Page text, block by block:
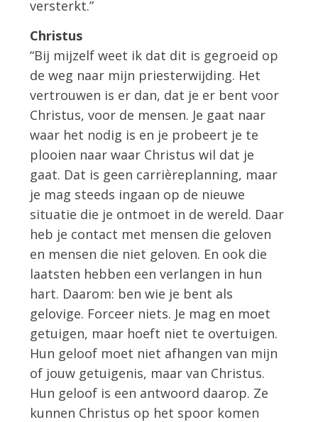
versterkt.”
Christus
“Bij mijzelf weet ik dat dit is gegroeid op
de weg naar mijn priesterwijding. Het
vertrouwen is er dan, dat je er bent voor
Christus, voor de mensen. Je gaat naar
waar het nodig is en je probeert je te
plooien naar waar Christus wil dat je
gaat. Dat is geen carrièreplanning, maar
je mag steeds ingaan op de nieuwe
situatie die je ontmoet in de wereld. Daar
heb je contact met mensen die geloven
en mensen die niet geloven. En ook die
laatsten hebben een verlangen in hun
hart. Daarom: ben wie je bent als
gelovige. Forceer niets. Je mag en moet
getuigen, maar hoeft niet te overtuigen.
Hun geloof moet niet afhangen van mijn
of jouw getuigenis, maar van Christus.
Hun geloof is een antwoord daarop. Ze
kunnen Christus op het spoor komen